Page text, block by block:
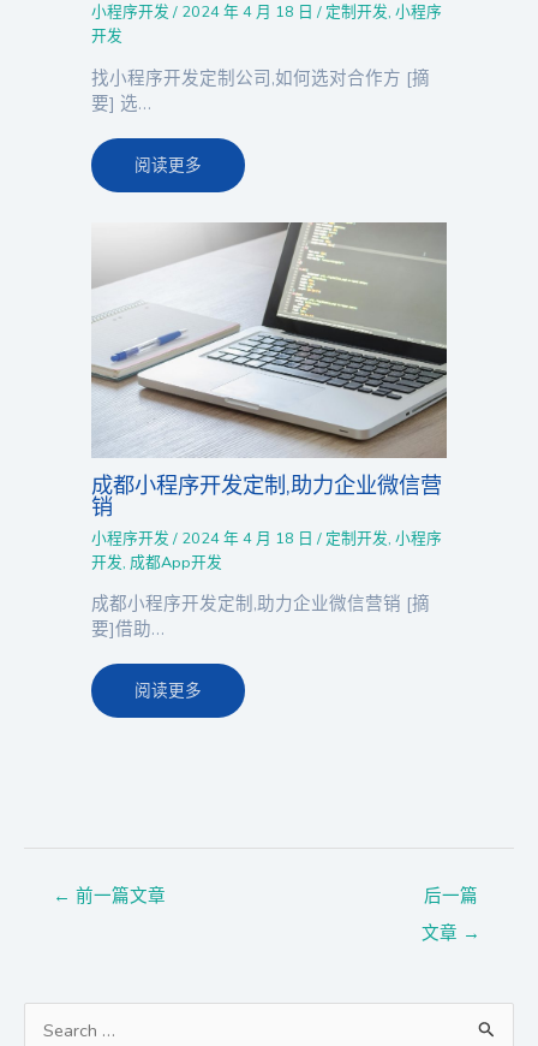
小程序开发 / 2024 年 4 月 18 日/ 定制开发,小程序
开发
找小程序开发定制公司,如何选对合作方 [摘
要] 选…
阅读更多
成都小程序开发定制,助力企业微信营
销
小程序开发 / 2024 年 4 月 18 日/ 定制开发,小程序
开发,成都App开发
成都小程序开发定制,助力企业微信营销 [摘
要]借助…
阅读更多
← 前一篇文章
后一篇
文章 →